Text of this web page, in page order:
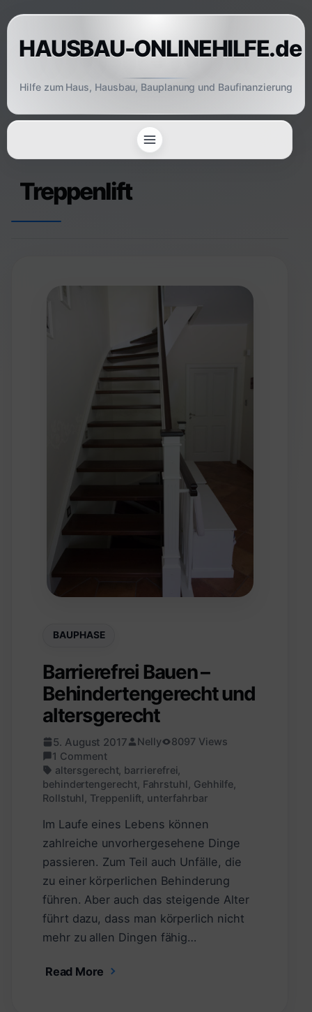
Skip
to
contentHAUSBAU-ONLINEHILFE.de
Hilfe zum Haus, Hausbau, Bauplanung und Baufinanzierung
Treppenlift
BAUPHASE
Barrierefrei Bauen –
Behindertengerecht und
altersgerecht
5. August 2017 Nelly
8097 Views
1 Comment
altersgerecht, barrierefrei
behindertengerecht, Fahrstuhl Gehhilfe
Rollstuhl Treppenlift unterfahrbar
Im Laufe eines Lebens können
zahlreiche unvorhergesehene Dinge
passieren. Zum Teil auch Unfälle, die
zu einer körperlichen Behinderung
führen. Aber auch das steigende Alter
führt dazu, dass man körperlich nicht
mehr zu allen Dingen fähig…
Read More